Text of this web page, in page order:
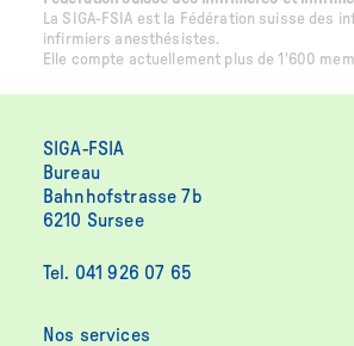
La SIGA-FSIA est la Fédération suisse des
infirmiers anesthésistes.
Elle compte actuellement plus de 1'600
SIGA-FSIA
Bureau
Bahnhofstrasse 7b
6210 Sursee
Tel. 041 926 07 65
Nos services